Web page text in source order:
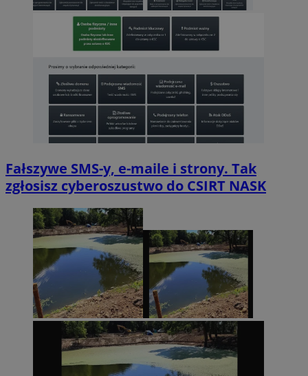
Fałszywe SMS-y, e-maile i strony. Tak
zgłosisz cyberoszustwo do CSIRT NASK